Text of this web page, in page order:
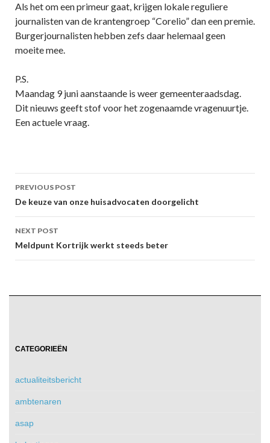
Als het om een primeur gaat, krijgen lokale reguliere
journalisten van de krantengroep “Corelio” dan een premie.
Burgerjournalisten hebben zefs daar helemaal geen
moeite mee.
P.S.
Maandag 9 juni aanstaande is weer gemeenteraadsdag.
Dit nieuws geeft stof voor het zogenaamde vragenuurtje.
Een actuele vraag.
Post
navigation
PREVIOUS POST
De keuze van onze huisadvocaten doorgelicht
NEXT POST
Meldpunt Kortrijk werkt steeds beter
CATEGORIEËN
actualiteitsbericht
ambtenaren
asap